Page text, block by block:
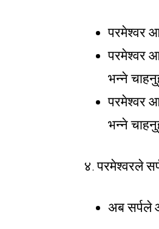
परमेश्वर
परमेश्वर
भन्ने
परमेश्वर
भन्ने
४. परमेश्वरले
अब सर्पले